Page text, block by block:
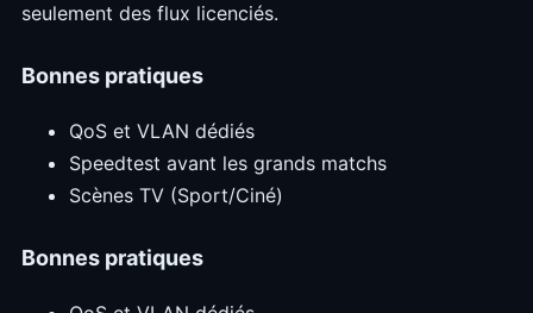
seulement des flux licenciés.
Bonnes pratiques
QoS et VLAN dédiés
Speedtest avant les grands matchs
Scènes TV (Sport/Ciné)
Bonnes pratiques